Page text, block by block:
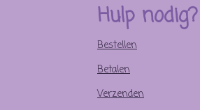
Hulp nodig?
Bestellen
Betalen
Verzenden